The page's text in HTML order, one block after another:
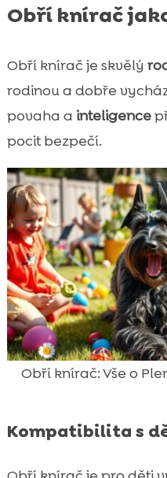
Obří knírač
Obří knírač je skvělý
rodinou a dobře
povaha a inteligence
pocit bezpečí.
Obří knírač: Vše o
Kompatibilita s